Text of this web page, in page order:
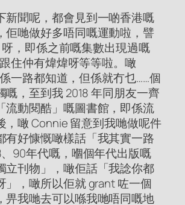
新聞呢，都會見到一啲香港嘅
佢哋做好多唔同嘅運動啦，譬
，即係之前嘅集數出現過嘅
住仲有煒煒呀等等啦。噉
一路都知道，但係就冇乜……個
嘅，至到我 2018 年同朋友一齊
流動閱酷」嘅圖書館，即係流
，噉 Connie 留意到我哋做呢件
有好慷慨噉樣話「我其實一路
90年代嘅，嗰個年代出版嘅
立刊物」，噉佢話「我諗你都
」，噉所以佢就 grant 咗一個
畀我哋去可以喺我哋唔同嘅地